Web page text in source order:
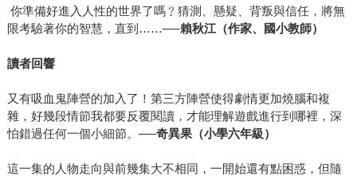
你準備好進入人性的世界了嗎﹖猜測、懸疑、背叛與信任，將無
限考驗著你的智慧，直到……──賴秋江（作家、國小教師）
讀者回響
又有吸血鬼陣營的加入了！第三方陣營使得劇情更加燒腦和複
雜，好幾段情節我都要反覆閱讀，才能理解遊戲進行到哪裡，深
怕錯過任何一個小細節。──奇異果（小學六年級）
這一集的人物走向與前幾集大不相同，一開始還有點困惑，但隨